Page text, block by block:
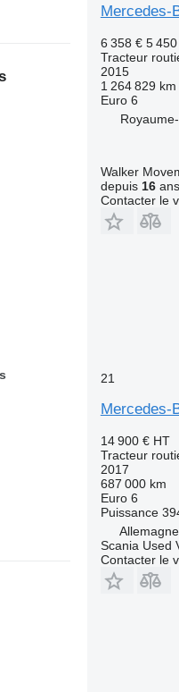
Mercedes-
6 358 € 5
Tracteur
2015
1 264 829 km
Euro 6
Walker
depuis 16
Contacter le
21
Mercedes-
14 900 € HT
Tracteur
2017
687 000 km
Euro 6
Puissance
Scania Used
Contacter le